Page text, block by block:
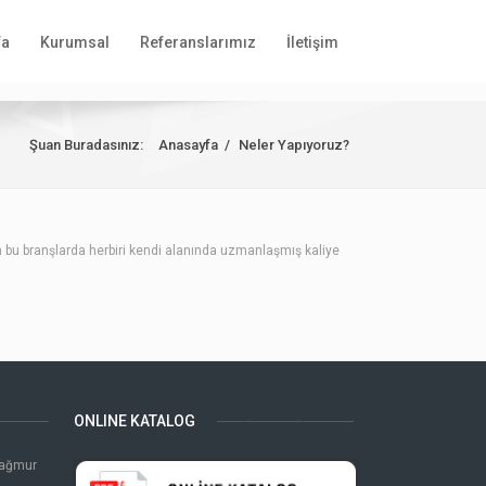
Kurumsal Referanslarımız İletişim
Şuan Buradasınız: Anasayfa / Neler Yapıyoruz?
branşlarda herbiri kendi alanında uzmanlaşmış kaliye
ONLINE KATALOG